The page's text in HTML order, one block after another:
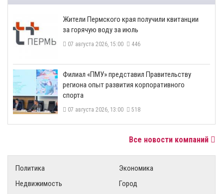
​Жители Пермского края получили квитанции
за горячую воду за июль
07 августа 2026, 15:00 446
​Филиал «ПМУ» представил Правительству
региона опыт развития корпоративного
спорта
07 августа 2026, 13:00 518
Все новости компаний
Политика
Экономика
Недвижимость
Город